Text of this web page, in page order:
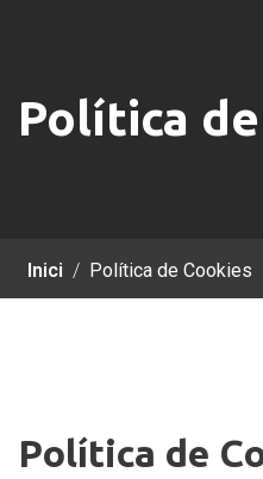
de
Cookies
Política
Inici / Política de Cookies
Política
de
Política de